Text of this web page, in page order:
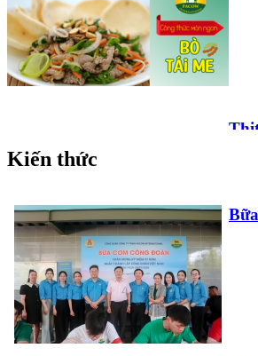
Kiến thức